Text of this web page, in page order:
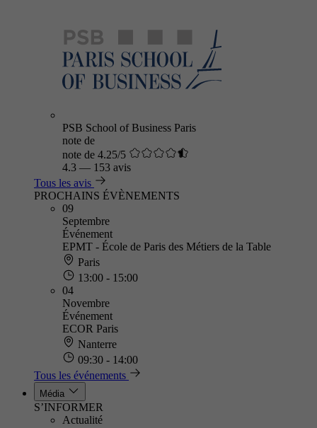
PSB School of Business Paris
note de
note de 4.25/5
4.3 — 153 avis
Tous les avis
PROCHAINS ÉVÈNEMENTS
09
Septembre
Événement
EPMT - École de Paris des Métiers de la Table
Paris
13:00 - 15:00
04
Novembre
Événement
ECOR Paris
Nanterre
09:30 - 14:00
Tous les événements
Média
S’INFORMER
Actualité